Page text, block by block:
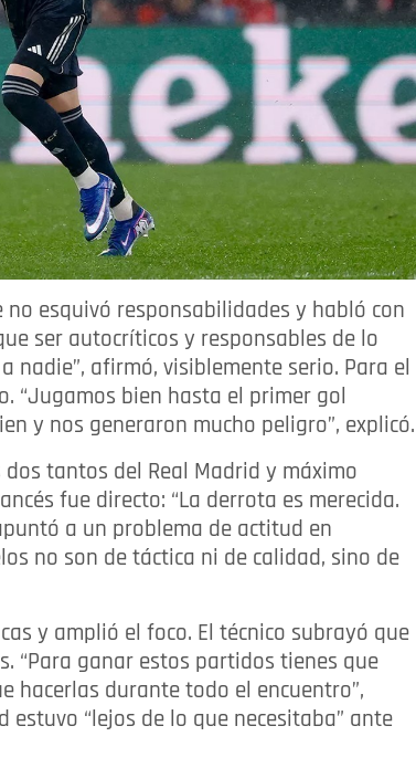
no esquivó responsabilidades y habló con
ser autocríticos y responsables de lo
nadie”, afirmó, visiblemente serio. Para el
“Jugamos bien hasta el primer gol
y nos generaron mucho peligro”, explicó.
tantos del Real Madrid y máximo
fue directo: “La derrota es merecida.
a un problema de actitud en
no son de táctica ni de calidad, sino de
y amplió el foco. El técnico subrayó que
“Para ganar estos partidos tienes que
hacerlas durante todo el encuentro”,
estuvo “lejos de lo que necesitaba” ante